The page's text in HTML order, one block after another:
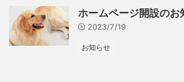
ホームページ開設のお
2023/7/19
お知らせ